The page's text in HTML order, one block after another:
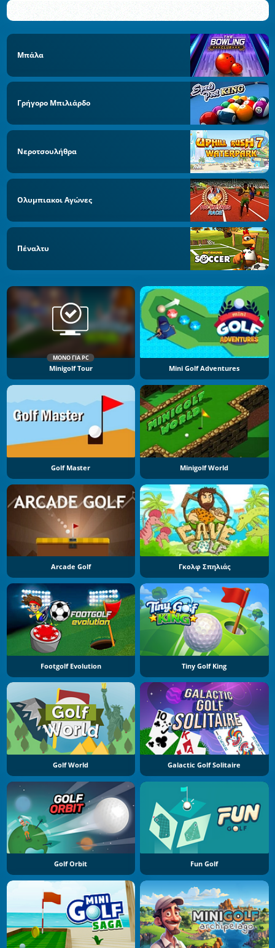
Μπάλα
Γρήγορο Μπιλιάρδο
Νεροτσουλήθρα
Ολυμπιακοι Αγώνες
Πέναλτυ
ΜΌΝΟ ΓΙΑ PC
Minigolf Tour Mini Golf Adventures
Golf Master Minigolf World
Arcade Golf Γκολφ Σπηλιάς
Footgolf Evolution Tiny Golf King
Golf World Galactic Golf Solitaire
Golf Orbit Fun Golf